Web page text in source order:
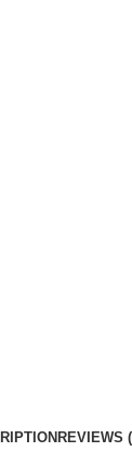
REVIEWS